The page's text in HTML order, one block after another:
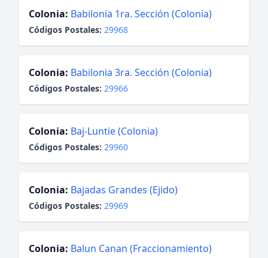
Colonia: Babilonia 1ra. Sección (Colonia)
Códigos Postales: 29968
Colonia: Babilonia 3ra. Sección (Colonia)
Códigos Postales: 29966
Colonia: Baj-Luntie (Colonia)
Códigos Postales: 29960
Colonia: Bajadas Grandes (Ejido)
Códigos Postales: 29969
Colonia: Balun Canan (Fraccionamiento)